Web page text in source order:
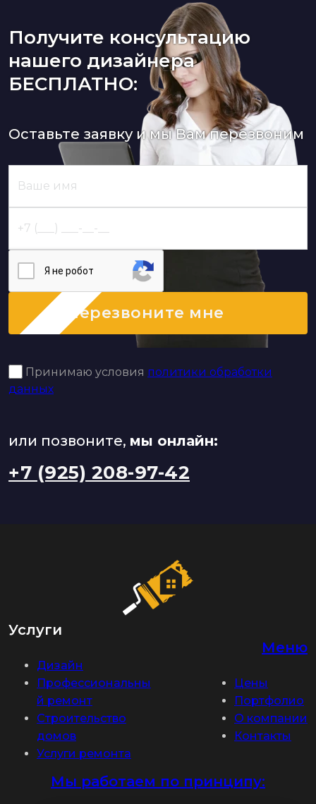
Получите консультацию
нашего дизайнера
БЕСПЛАТНО:
Оставьте заявку и мы Вам перезвоним
Я нe poбoт
Перезвоните мне
Принимаю условия политики обработки
данных
или позвоните, мы онлайн:
+7 (925) 208-97-42
Услуги
Дизайн
Профессиональны
й ремонт
Строительство
домов
Услуги ремонта
Меню
Цены
Портфолио
О компании
Контакты
Мы работаем по принципу: